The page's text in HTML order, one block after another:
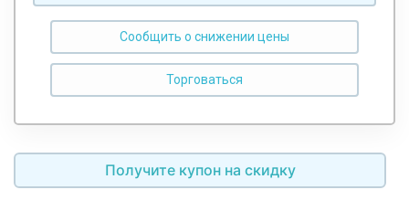
Сообщить о снижении цены
Получите купон на скидку